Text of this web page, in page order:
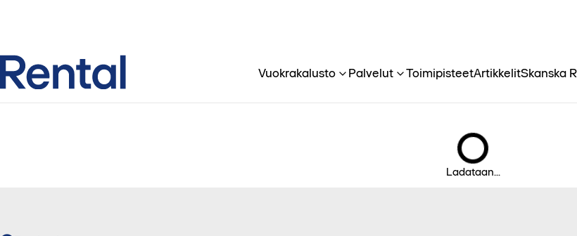
Vuokrakalusto Palvelut ToimipisteetArtikkelitSkanska
Ladataan...